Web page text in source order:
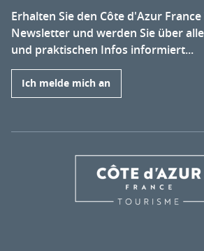
Erhalten Sie den Côte d'Azur
Newsletter und werden Sie über
und praktischen Infos informiert...
Ich melde mich an